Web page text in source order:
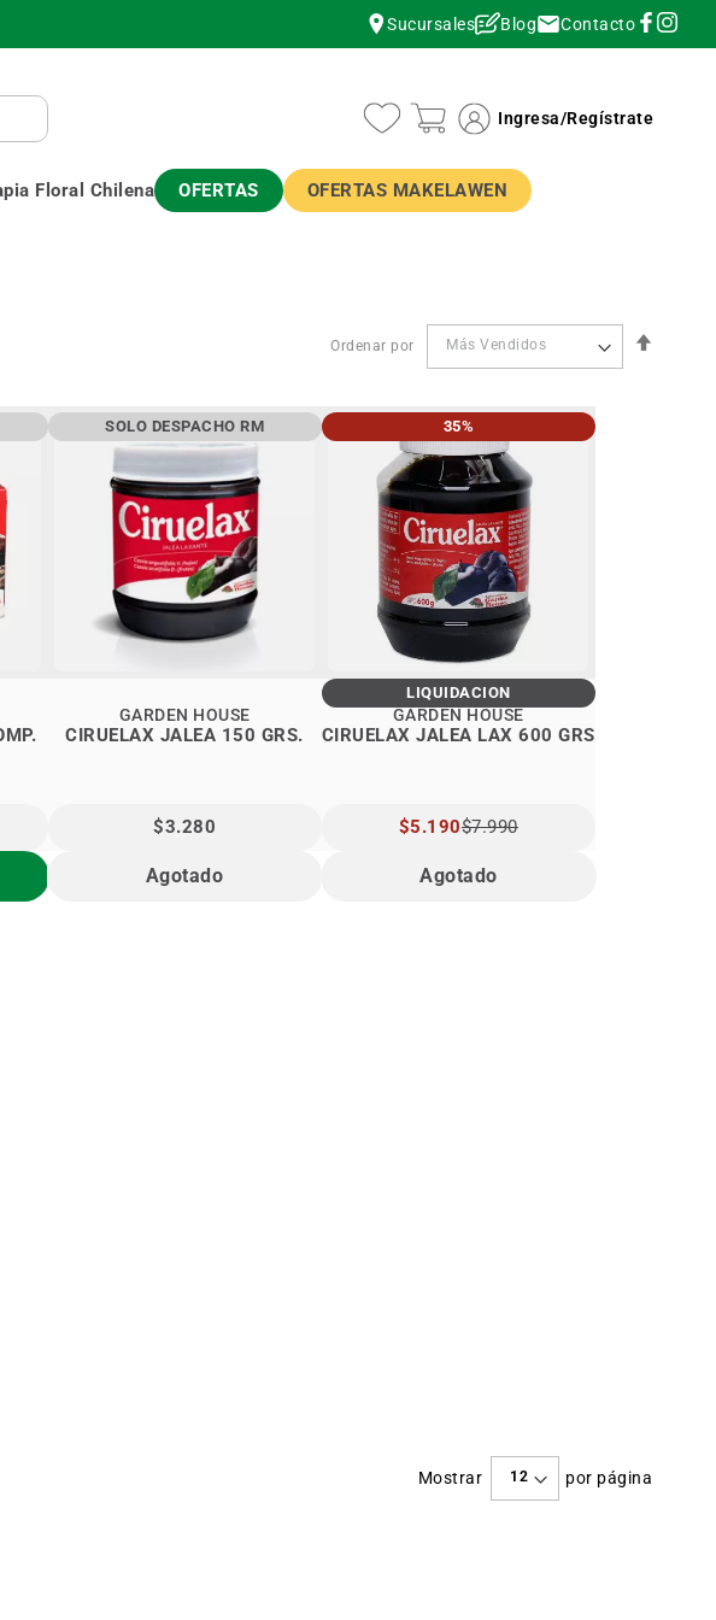
Sucursales Blog Contacto
Ingresa/Regístrate
Floral Chilena OFERTAS OFERTAS MAKELAWEN
Ordenar por
SOLO DESPACHO RM
CIRUELAX JALEA 150 GRS.
GARDEN HOUSE
$3.280
Agotado
35%
LIQUIDACIÓN
CIRUELAX JALEA LAX 600 GRS
GARDEN HOUSE
PRECIO
ESPECIAL
$5.190$7.990
Agotado
Mostrar por página